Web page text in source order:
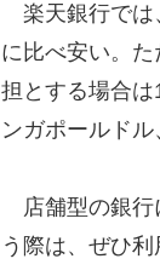
楽天銀行では
に比べ安い。
担とする場合
ンガポールドル
店舗型の銀行
う際は、ぜひ